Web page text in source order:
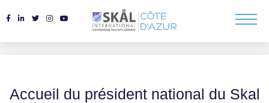
Accueil du président national du Skal